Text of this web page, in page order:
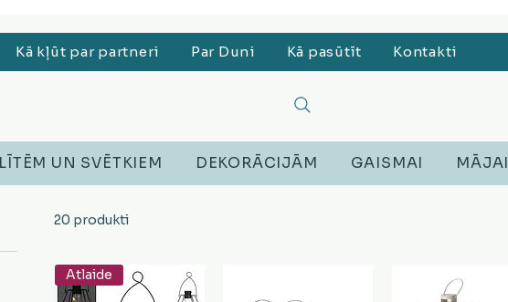
Operatīvā atmiņa, Putekļu sūcēji, Lego, Austiņas
Kā kļūt par partneri Par Duni Kā pasūtīt Kontakti
UN SVĒTKIEM DEKORĀCIJĀM GAISMAI MĀJAI
20 produkti
Atlaide